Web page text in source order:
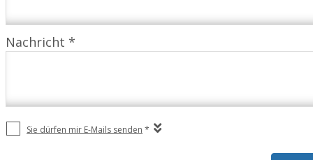
Nachricht *
Sie dürfen mir E-Mails senden *